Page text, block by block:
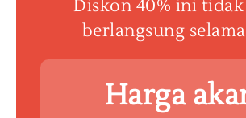
Diskon 40% ini
berlangsung
Harga